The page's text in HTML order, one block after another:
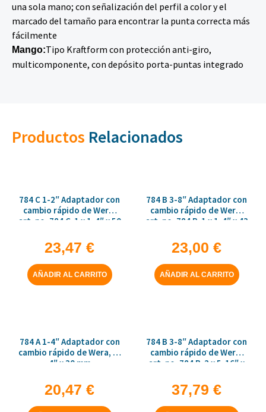
una sola mano; con señalización del perfil a color y el
marcado del tamaño para encontrar la punta correcta más
fácilmente
Mango:Tipo Kraftform con protección anti-giro,
multicomponente, con depósito porta-puntas integrado
Productos Relacionados
784 C 1-2″ Adaptador con
cambio rápido de Wera,
art. no. 784 C-1 x 1-4″ x 50
23,47 €
AÑADIR AL CARRITO
784 B 3-8″ Adaptador con
cambio rápido de Wera,
art. no. 784 B-1 x 1-4″ x 43
23,00 €
AÑADIR AL CARRITO
784 A 1-4″ Adaptador con
cambio rápido de Wera, 1-
4″ x 30 mm
20,47 €
784 B 3-8″ Adaptador con
cambio rápido de Wera,
art. no. 784 B-2 x 5-16″ x
37,79 €